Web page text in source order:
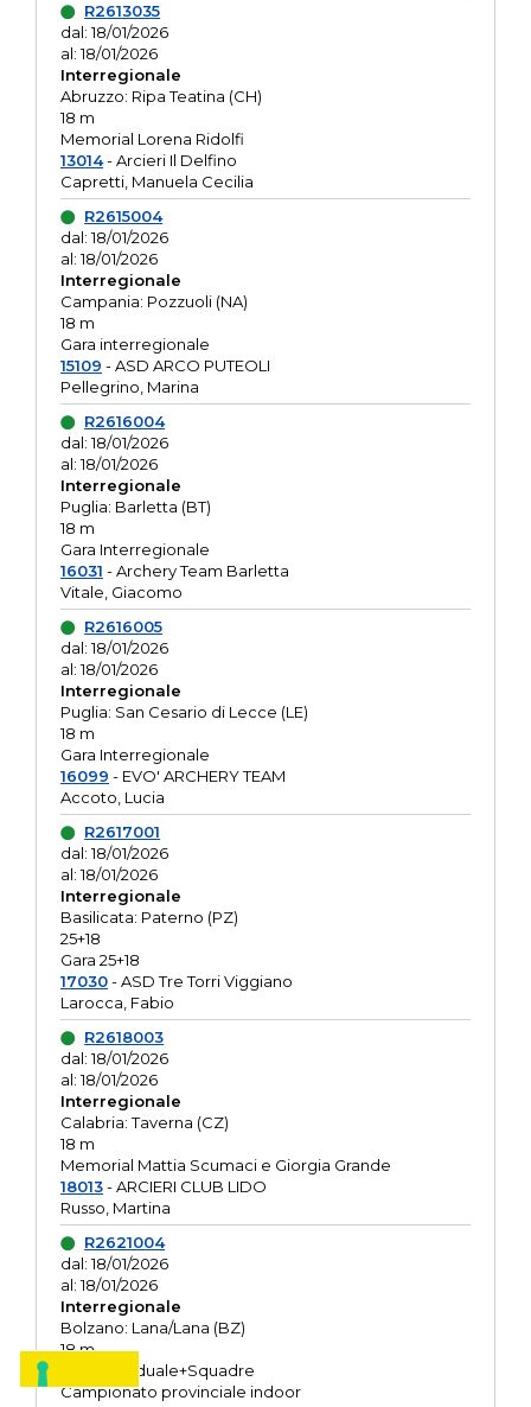
R2613035
dal: 18/01/2026
al: 18/01/2026
Interregionale
Abruzzo: Ripa Teatina (CH)
18 m
Memorial Lorena Ridolfi
13014- Arcieri Il Delfino
Capretti, Manuela Cecilia
R2615004
dal: 18/01/2026
al: 18/01/2026
Interregionale
Campania: Pozzuoli (NA)
18 m
Gara interregionale
15109 - ASD ARCO PUTEOLI
Pellegrino, Marina
R2616004
dal: 18/01/2026
al: 18/01/2026
Interregionale
Puglia: Barletta (BT)
18 m
Gara Interregionale
16031 - Archery Team Barletta
Vitale, Giacomo
R2616005
dal: 18/01/2026
al: 18/01/2026
Interregionale
Puglia: San Cesario di Lecce (LE)
18 m
Gara Interregionale
16099 - EVO' ARCHERY TEAM
Accoto, Lucia
R2617001
dal: 18/01/2026
al: 18/01/2026
Interregionale
Basilicata: Paterno (PZ)
25+18
Gara 25+18
17030- ASD Tre Torri Viggiano
Larocca, Fabio
R2618003
dal: 18/01/2026
al: 18/01/2026
Interregionale
Calabria: Taverna (CZ)
18 m
Memorial Mattia Scumaci e Giorgia Grande
18013- ARCIERI CLUB LIDO
Russo, Martina
R2621004
dal: 18/01/2026
al: 18/01/2026
Interregionale
Bolzano: Lana/Lana (BZ)
18 m
O.R. Individuale+Squadre
Campionato provinciale indoor